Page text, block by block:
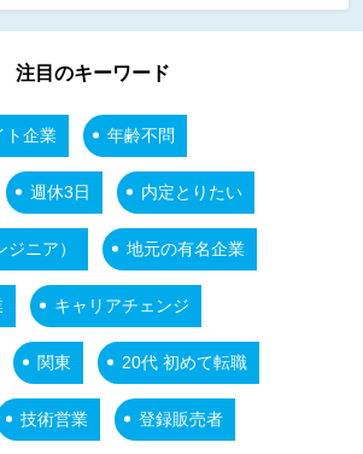
注目のキーワード
ト企業 年齢不問
週休3日 内定とりたい
ニア） 地元の有名企業
キャリアチェンジ
関東 20代 初めて転職
技術営業 登録販売者